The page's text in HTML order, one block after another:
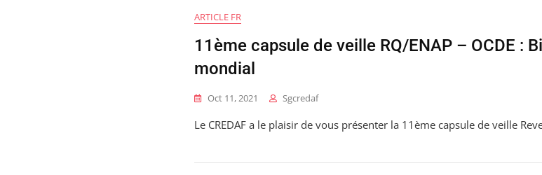
ARTICLE FR
11ème capsule de veille RQ/ENAP – OCDE :
mondial
Oct 11, 2021 Sgcredaf
Le CREDAF a le plaisir de vous présenter la 11ème capsule de veille